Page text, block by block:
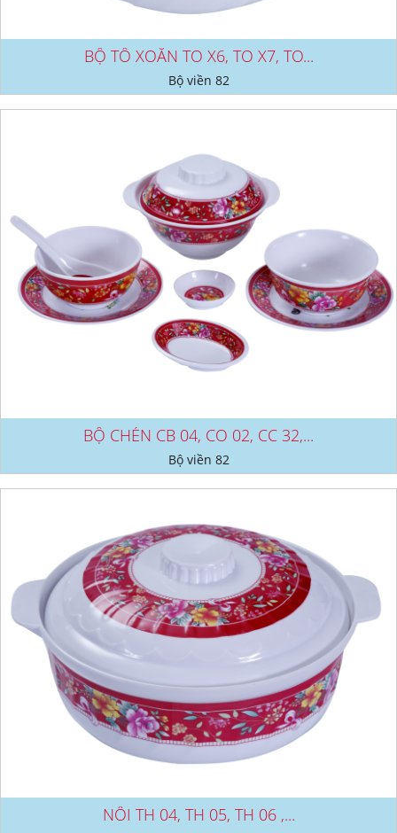
BỘ TÔ XOẮN TO X6, TO X7, TO...
Bộ viền 82
BỘ CHÉN CB 04, CO 02, CC 32,...
Bộ viền 82
NỒI TH 04, TH 05, TH 06 ,...